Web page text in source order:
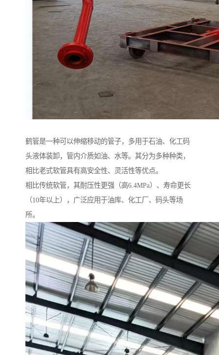
鹤管是一种可以伸缩移动的管子，多用于石油、化工码
头液体装卸，管内介质如油、水等。其分为多种种类，
相比老式软管具有高安全性、灵活性等优点。
相比传统软管，其耐压性更强（高6.4MPa）、寿命更长
（10年以上），广泛应用于油库、化工厂、码头等场
所。